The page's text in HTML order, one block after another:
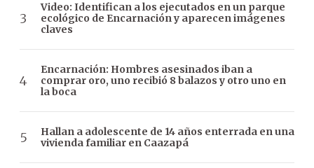
Video: Identifican a los ejecutados en un parque
ecológico de Encarnación y aparecen imágenes
claves
Encarnación: Hombres asesinados iban a
comprar oro, uno recibió 8 balazos y otro uno en
la boca
Hallan a adolescente de 14 años enterrada en una
vivienda familiar en Caazapá